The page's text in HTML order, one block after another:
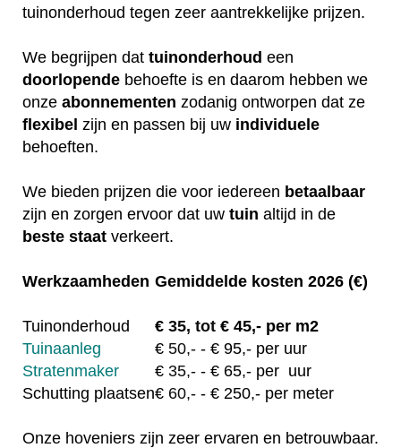
tuinonderhoud tegen zeer aantrekkelijke prijzen.
We begrijpen dat tuinonderhoud een
doorlopende behoefte is en daarom hebben we
onze abonnementen zodanig ontworpen dat ze
flexibel zijn en passen bij uw individuele
behoeften.
We bieden prijzen die voor iedereen betaalbaar
zijn en zorgen ervoor dat uw tuin altijd in de
beste staat verkeert.
Werkzaamheden Gemiddelde kosten 2026 (€)
Tuinonderhoud € 35, tot € 45,- per m2
Tuinaanleg
€ 50,- - € 95,- per uur
Stratenmaker
€ 35,- - € 65,- per uur
Schutting plaatsen€ 60,- - € 250,- per meter
Onze hoveniers zijn zeer ervaren en betrouwbaar.